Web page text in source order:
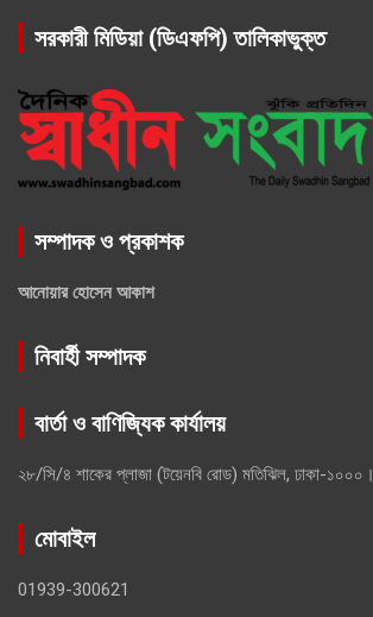
সরকারী মিডিয়া (ডিএফপি) তালিকাভুক্ত
সম্পাদক ও প্রকাশক
আনোয়ার হোসেন আকাশ
নিবার্হী সম্পাদক
বার্তা ও বাণিজ্যিক কার্যালয়
২৮/সি/৪ শাকের প্লাজা (টয়েনবি রোড) মতিঝিল, ঢাকা-১০০০।
মোবাইল
01939-300621